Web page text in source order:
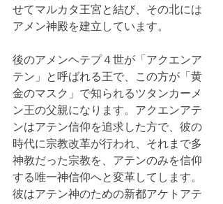
せてマルカタ王宮と結び、その北には
アメン神殿を建立しています。
後のアメンヘテプ４世が「アクエンア
テン」と呼ばれる王で、この方が「黄
金のマスク」で知られるツタンカーメ
ン王の父親になります。アクエンアテ
ンはアテン信仰を追求した方で、彼の
時代に宗教改革が行われ、それまで多
神教だった宗教を、アテンのみを信仰
する唯一神信仰へと変革してします。
彼はアテン神のための新都アケトアテ